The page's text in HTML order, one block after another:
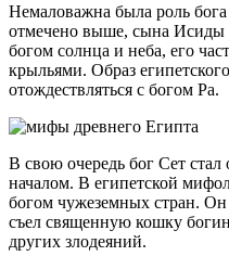
Немаловажна была роль
отмечено выше, сына Исиды
богом солнца и неба, его
крыльями. Образ
отождествляться с богом Ра.
В свою очередь бог Сет стал
началом. В египетской
богом чужеземных стран.
съел священную кошку
других злодеяний.